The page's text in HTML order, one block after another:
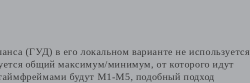
(ГУД) в его локальном варианте не используется
общий максимум/минимум, от которого идут
будут М1-М5, подобный подход